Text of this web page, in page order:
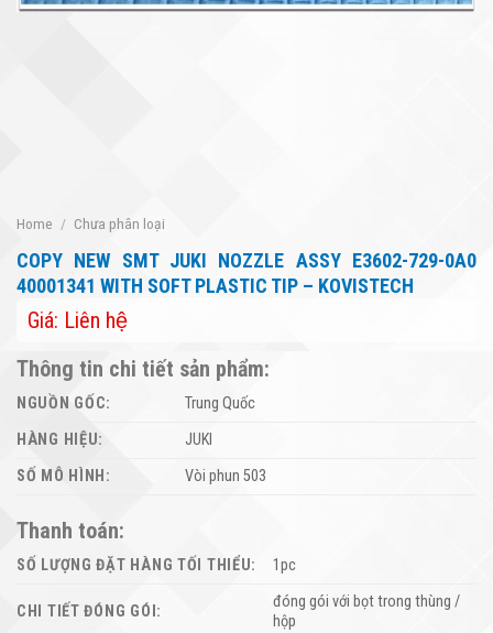
Home / Chưa phân loại
COPY NEW SMT JUKI NOZZLE ASSY E3602-729-0A0
40001341 WITH SOFT PLASTIC TIP – KOVISTECH
Giá: Liên hệ
Thông tin chi tiết sản phẩm:
NGUỒN GỐC:
Trung Quốc
HÀNG HIỆU:
JUKI
SỐ MÔ HÌNH:
Vòi phun 503
Thanh toán:
SỐ LƯỢNG ĐẶT HÀNG TỐI THIỂU: 1pc
CHI TIẾT ĐÓNG GÓI:
đóng gói với bọt trong thùng /
hộp